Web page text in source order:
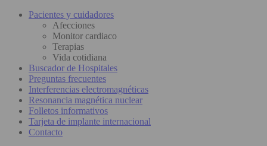
Pacientes y cuidadores
Afecciones
Monitor cardiaco
Terapias
Vida cotidiana
Buscador de Hospitales
Preguntas frecuentes
Interferencias electromagnéticas
Resonancia magnética nuclear
Folletos informativos
Tarjeta de implante internacional
Contacto